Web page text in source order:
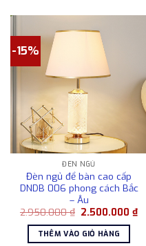
-15%
ĐÈN NGỦ
Đèn ngủ để bàn cao cấp
DNDB 006 phong cách Bắc
– Âu
2.950.000₫ Giá
là:
2.950.000 ₫.
2.500.000₫Giá
THÊM VÀO GIỎ HÀNG